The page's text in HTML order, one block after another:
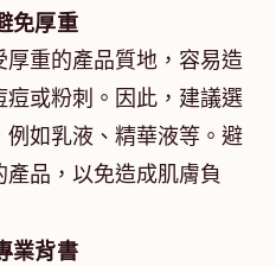
免厚重
重的產品質地，容易造
或粉刺。因此，建議選
如乳液、精華液等。避
品，以免造成肌膚負
業背書